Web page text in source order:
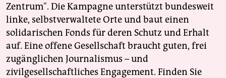
Zentrum". Die Kampagne unterstützt bundesweit
linke, selbstverwaltete Orte und baut einen
solidarischen Fonds für deren Schutz und Erhalt
auf. Eine offene Gesellschaft braucht guten, frei
zugänglichen Journalismus – und
zivilgesellschaftliches Engagement. Finden Sie